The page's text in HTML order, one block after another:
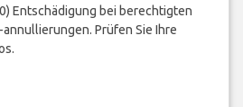
Entschädigung bei berechtigten
Prüfen Sie Ihre